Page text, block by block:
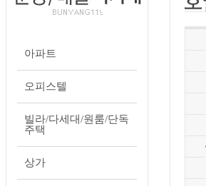
아파트
오피스텔
빌라/다세대/원룸/단독
주택
상가